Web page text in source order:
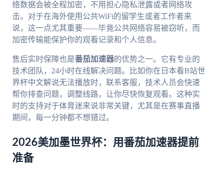
络数据会被全程加密，不用担心隐私泄露或者网络攻
击。对于在海外使用公共WiFi的留学生或者工作者来
说，这一点尤其重要——毕竟公共网络容易被窃听，而
加密传输能保护你的观看记录和个人信息。
售后实时保障也是番茄加速器的优势之一。它有专业的
技术团队，24小时在线解决问题。比如你在日本看B站世
界杯中文解说无法播放时，联系客服，技术人员会快速
帮你排查问题，调整线路，让你尽快恢复观看。这种实
时的支持对于体育迷来说非常关键，尤其是在赛事直播
期间，每一分钟都不想错过。
2026美加墨世界杯：用番茄加速器提前
准备